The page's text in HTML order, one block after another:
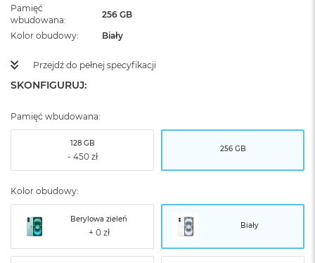
Pamięć
wbudowana
256 GB
Kolor obudowy Biały
Przejdź do pełnej specyfikacji
SKONFIGURUJ:
Pamięć wbudowana:
128 GB
256 GB
Kolor obudowy:
Berylowa zieleń
Biały